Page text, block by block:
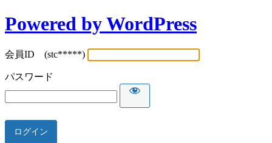
Powered by WordPress
会員ID (stc*****)
パスワード